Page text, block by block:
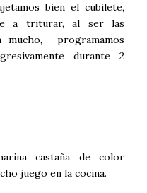
bien el cubilete,
a triturar, al ser las
mucho, programamos
durante 2
castaña de color
juego en la cocina.